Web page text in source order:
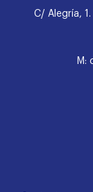
C/ Alegría,
M: